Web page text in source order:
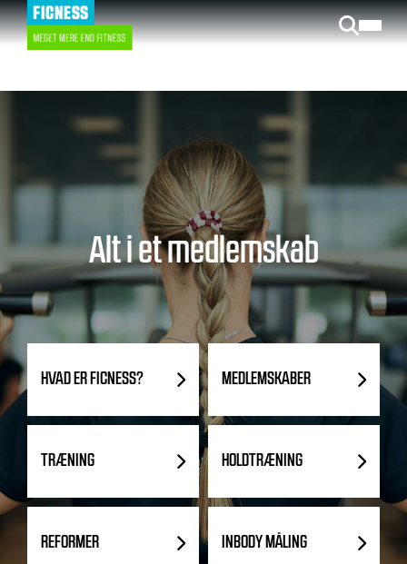
Gå
til
hovedindhold
Alt i et medlemskab
HVAD ER FICNESS? MEDLEMSKABER
TRÆNING HOLDTRÆNING
REFORMER INBODY MÅLING